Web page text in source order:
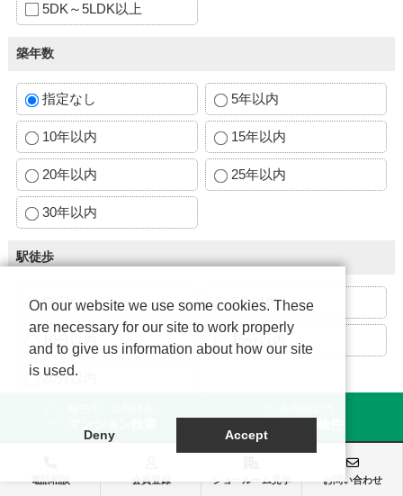
5DK～5LDK以上
築年数
指定なし 5年以内
10年以内 15年以内
20年以内 25年以内
30年以内
駅徒歩
指定なし 5分以内
10分以内 15分以内
20分以内
電話相談 会員登録 ショールーム見学 お問い合わせ
On our website we use some cookies. These
are necessary for our site to work properly
and to give us information about how our site
is used.
Deny Accept